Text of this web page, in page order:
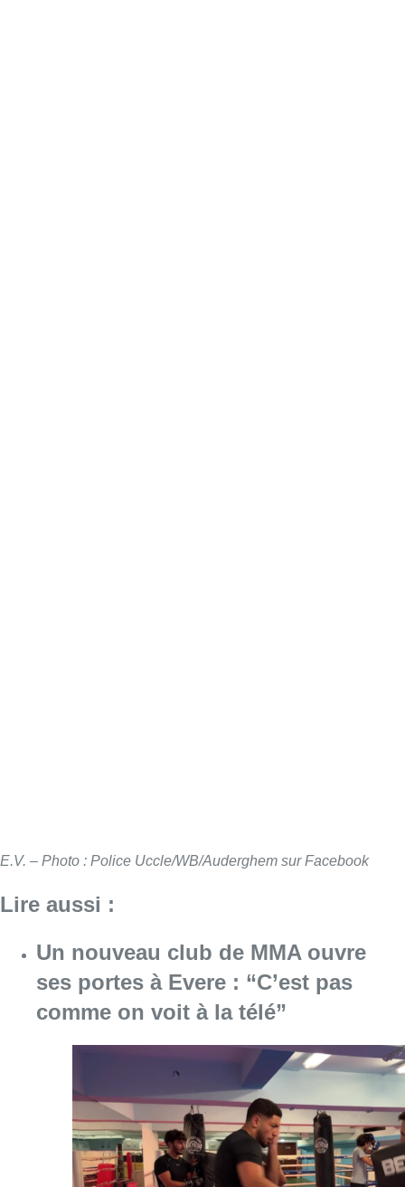
E.V. – Photo : Police Uccle/WB/Auderghem sur Facebook
Lire aussi :
Un nouveau club de MMA ouvre
ses portes à Evere : “C’est pas
comme on voit à la télé”